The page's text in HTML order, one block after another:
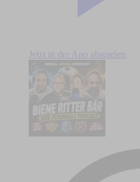
Jetzt in der App abspielen